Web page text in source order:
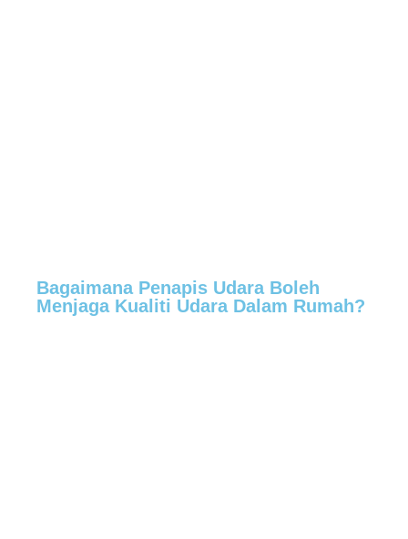
Bagaimana Penapis Udara Boleh
Menjaga Kualiti Udara Dalam Rumah?